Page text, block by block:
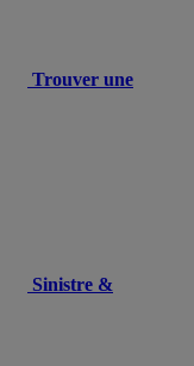
Trouver une
Sinistre &